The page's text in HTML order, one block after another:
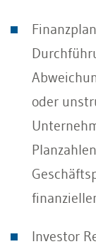
oder
Investor